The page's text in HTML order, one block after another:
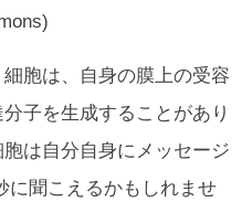
細胞は、自身の膜上の受容
子を生成することがあり
は自分自身にメッセージ
に聞こえるかもしれませ